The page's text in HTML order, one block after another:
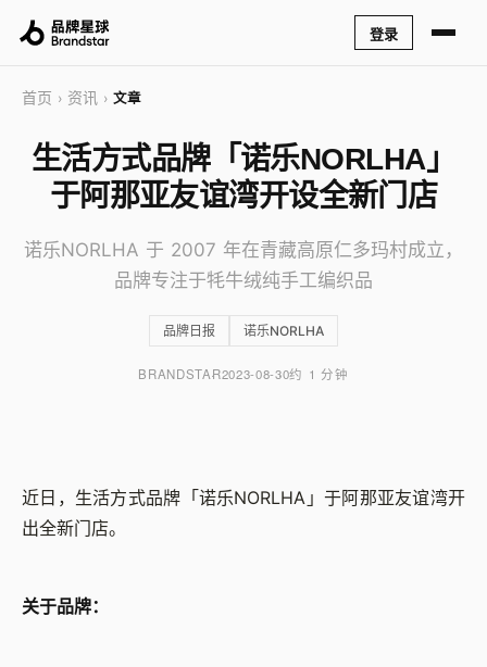
登录
首页 › 资讯 › 文章
生活方式品牌「诺乐NORLHA」
于阿那亚友谊湾开设全新门店
诺乐NORLHA 于 2007 年在青藏高原仁多玛村成立，
品牌专注于牦牛绒纯手工编织品
品牌日报 诺乐NORLHA
BRANDSTAR2023-08-30约 1 分钟
近日，生活方式品牌「诺乐NORLHA」于阿那亚友谊湾开
出全新门店。
关于品牌：